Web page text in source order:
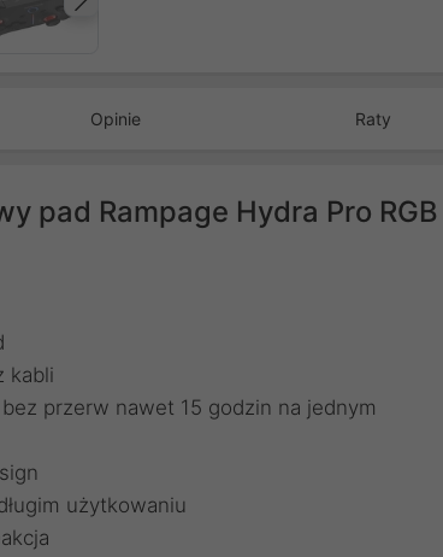
Opinie Raty
pad Rampage Hydra Pro RGB
kabli
przerw nawet 15 godzin na jednym
użytkowaniu